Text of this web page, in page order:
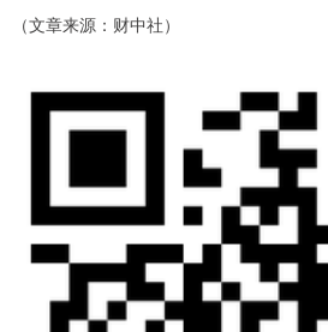
（文章来源：财中社）